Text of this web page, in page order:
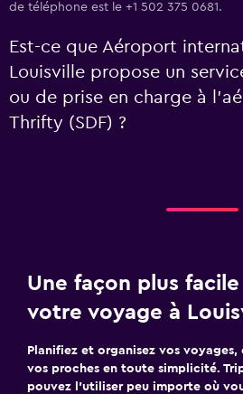
de téléphone est le +1 502 375 0681.
Est-ce que Aéroport
Louisville propose un
ou de prise en charge à
Thrifty (SDF) ?
Une façon plus
votre voyage à
Planifiez et organisez vos
vos proches en toute simplicité.
pouvez l’utiliser peu importe où